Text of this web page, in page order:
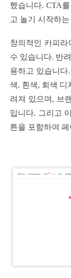
했습니다. CTA
고 놀기 시작하
창의적인 카피라
수 있습니다. 반
용하고 있습니
색, 흰색, 회색 디
려져 있으며, 브
입니다. 그리고
튼을 포함하여